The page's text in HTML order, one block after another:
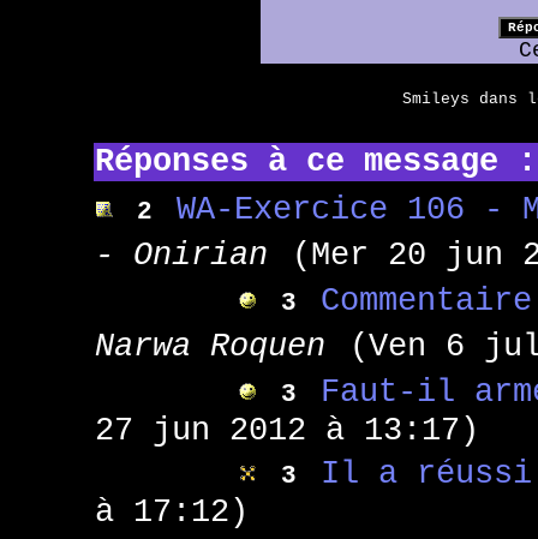
Smileys dans
Réponses à ce message :
2
WA-Exercice 106 -
- Onirian
(Mer 20 jun
3
Narwa Roquen
(Ven 6
3
Faut-il
27 jun 2012 à 13:17)
3
Il a
à 17:12)